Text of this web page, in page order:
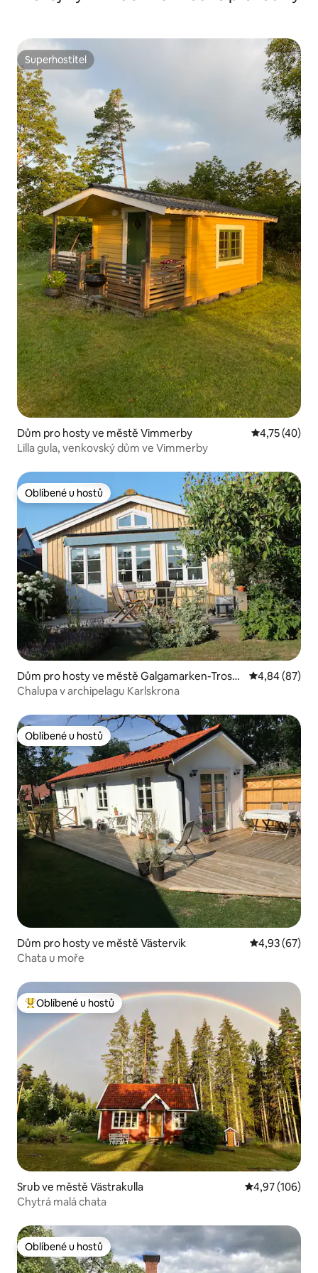
Superhostitel
Superhostitel
Dům pro hosty ve městě Vimmerby Průměrné
4,75 (40)
Lilla gula, venkovský dům ve Vimmerby
Oblíbené u hostů
Oblíbené u hostů
Dům pro hosty ve městě Galgamarken-Tross
ö
Průměrné
4,84 (87)
Chalupa v archipelagu Karlskrona
Oblíbené u hostů
Oblíbené u hostů
Dům pro hosty ve městě Västervik Průměrné
4,93 (67)
Chata u moře
Nejlepší v kategorii Oblíbené u hostů
Oblíbené u hostů
Srub ve městě Västrakulla Průměrné
4,97 (106)
Chytrá malá chata
Oblíbené u hostů
Oblíbené u hostů